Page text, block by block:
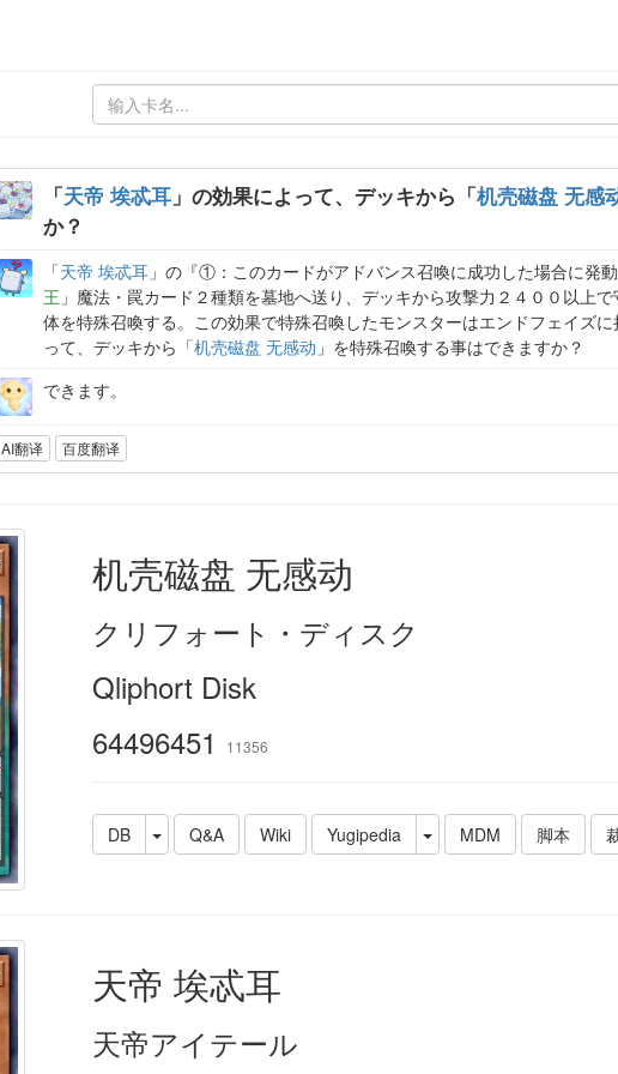
「天帝 埃忒耳 」の効果によって、デッキから「机壳磁盘 无感
か？
「天帝 埃忒耳 」の『①：このカードがアドバンス召喚に成功した場合に発
王 」魔法・罠カード２種類を墓地へ送り、デッキから攻撃力２４００以上
体を特殊召喚する。この効果で特殊召喚したモンスターはエンドフェイズ
って、デッキから「机壳磁盘 无感动 」を特殊召喚する事はできますか？
できます。
AI翻译 百度翻译
机壳磁盘 无感动
クリフォート・ディスク
Qliphort Disk
64496451
11356
DB Q&A Wiki Yugipedia MDM 脚本
天帝 埃忒耳
天帝アイテール